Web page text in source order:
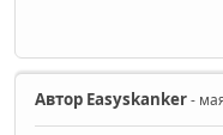
Автор Easyskanker-